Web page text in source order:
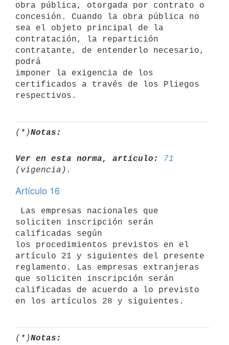
obra pública, otorgada por contrato o
concesión. Cuando la obra pública no
sea el objeto principal de la
contratación, la repartición
contratante, de entenderlo necesario,
podrá
imponer la exigencia de los
certificados a través de los Pliegos
(*)Notas:
Ver en esta norma, artículo:
71
Artículo 16
soliciten inscripción serán
calificadas según
los procedimientos previstos en el
artículo 21 y siguientes del presente
reglamento. Las empresas extranjeras
que soliciten inscripción serán
calificadas de acuerdo a lo previsto
(*)Notas: